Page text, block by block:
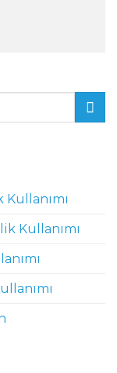
Kullanımı